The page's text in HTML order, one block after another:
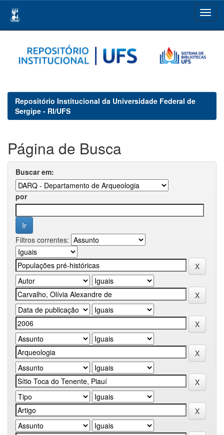
navigation
Repositório Institucional da Universidade Federal de
Sergipe - RI/UFS
Página de Busca
Buscar em:
por
Filtros correntes: